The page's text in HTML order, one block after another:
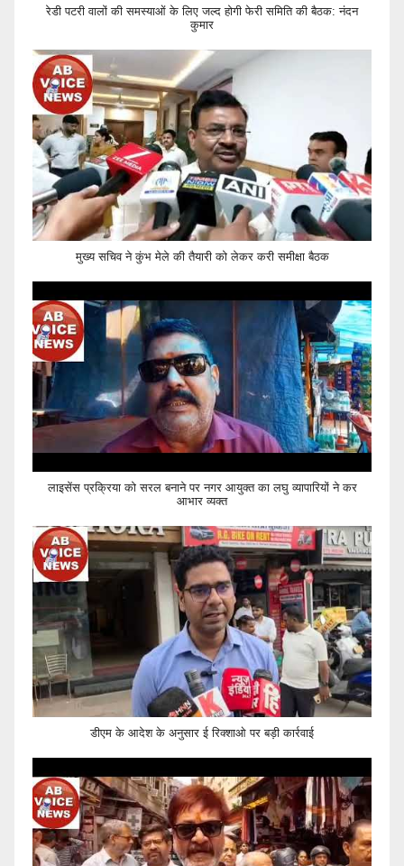
रेडी पटरी वालों की समस्याओं के लिए जल्द होगी फेरी समिति की बैठक: नंदन
कुमार
मुख्य सचिव ने कुंभ मेले की तैयारी को लेकर करी समीक्षा बैठक
लाइसेंस प्रक्रिया को सरल बनाने पर नगर आयुक्त का लघु व्यापारियों ने कर
आभार व्यक्त
डीएम के आदेश के अनुसार ई रिक्शाओ पर बड़ी कार्रवाई